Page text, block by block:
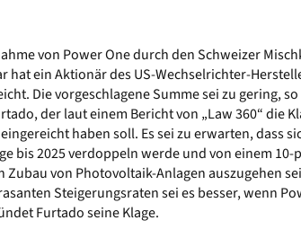
von Power One durch den Schweizer
hat ein Aktionär des US-Wechselrichter-
Die vorgeschlagene Summe sei zu gering,
der laut einem Bericht von „Law 360“ die
haben soll. Es sei zu erwarten, dass
bis 2025 verdoppeln werde und von einem 10-
von Photovoltaik-Anlagen auszugehen
Steigerungsraten sei es besser, wenn
Furtado seine Klage.